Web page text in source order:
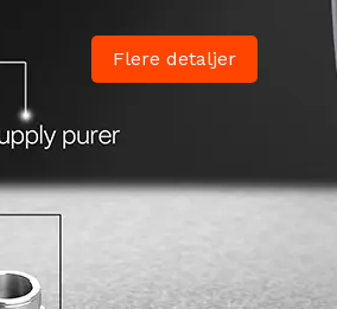
Flere detaljer